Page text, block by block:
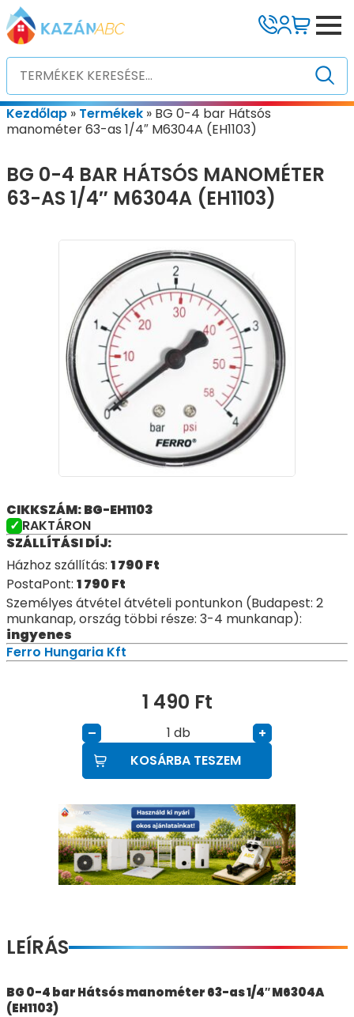
Kezdőlap » Termékek » BG 0-4 bar Hátsós
manométer 63-as 1/4″ M6304A (EH1103)
BG 0-4 BAR HÁTSÓS MANOMÉTER
63-AS 1/4″ M6304A (EH1103)
CIKKSZÁM: BG-EH1103
RAKTÁRON
SZÁLLÍTÁSI DÍJ:
Házhoz szállítás: 1 790Ft
PostaPont: 1 790Ft
Személyes átvétel átvételi pontunkon (Budapest: 2
munkanap, ország többi része: 3-4 munkanap):
ingyenes
Ferro Hungaria Kft
1 490 Ft
– db
+
KOSÁRBA TESZEM
LEÍRÁS
BG 0-4 bar Hátsós manométer 63-as 1/4″ M6304A
(EH1103)